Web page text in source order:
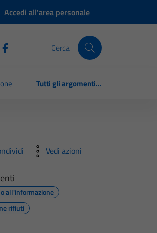
Accedi all'area personale
Cerca
Tutti gli argomenti...
Vedi azioni
all'informazione
rifiuti